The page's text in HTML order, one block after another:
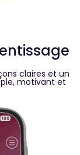
claires et un
motivant et